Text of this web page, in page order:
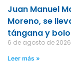
Juan Manuel
Moreno, se
tángana y
6 de agosto de 2026
Leer más »